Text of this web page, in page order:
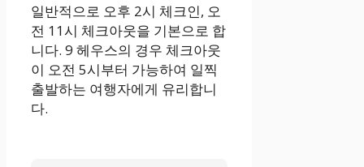
일반적으로 오후 2시 체크인, 오
전 11시 체크아웃을 기본으로 합
니다. 9 헤우스의 경우 체크아웃
이 오전 5시부터 가능하여 일찍
출발하는 여행자에게 유리합니
다.